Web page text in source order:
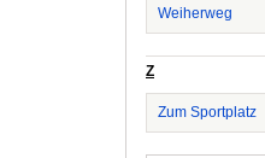
Weiherweg
Z
Zum Sportplatz